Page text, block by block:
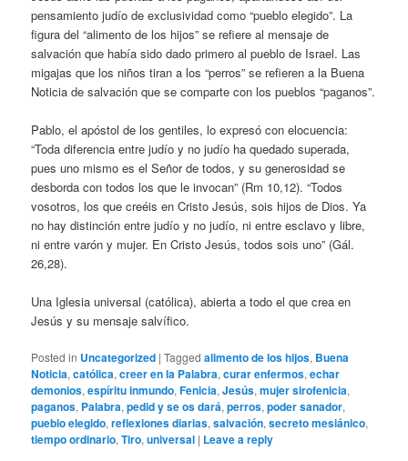
pensamiento judío de exclusividad como “pueblo elegido”. La
figura del “alimento de los hijos” se refiere al mensaje de
salvación que había sido dado primero al pueblo de Israel. Las
migajas que los niños tiran a los “perros” se refieren a la Buena
Noticia de salvación que se comparte con los pueblos “paganos”.
Pablo, el apóstol de los gentiles, lo expresó con elocuencia:
“Toda diferencia entre judío y no judío ha quedado superada,
pues uno mismo es el Señor de todos, y su generosidad se
desborda con todos los que le invocan” (Rm 10,12). “Todos
vosotros, los que creéis en Cristo Jesús, sois hijos de Dios. Ya
no hay distinción entre judío y no judío, ni entre esclavo y libre,
ni entre varón y mujer. En Cristo Jesús, todos sois uno” (Gál.
26,28).
Una Iglesia universal (católica), abierta a todo el que crea en
Jesús y su mensaje salvífico.
Posted in Uncategorized |Tagged alimento de los hijos, Buena
Noticia,católica,creer en la Palabra,curar enfermos,echar
demonios,espíritu inmundo,Fenicia,Jesús,mujer sirofenicia,
paganos, Palabra,pedid y se os dará,perros,poder sanador,
pueblo elegido,reflexiones diarias,salvación,secreto mesiánico,
tiempo ordinario,Tiro,universal | Leave a reply